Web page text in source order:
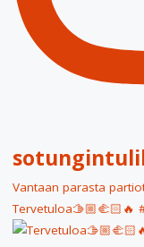
Vantaan parasta
Tervetuloa🫱🏼‍🫲🏻🔥